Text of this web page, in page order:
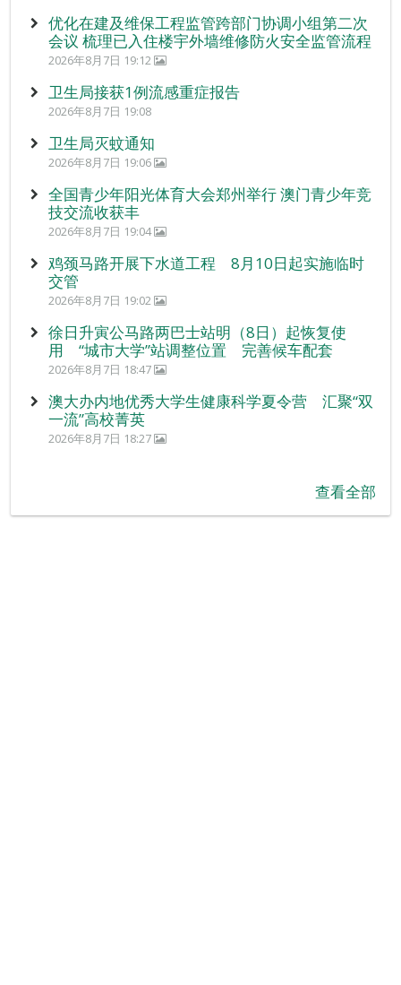
优化在建及维保工程监管跨部门协调小组第二次
会议 梳理已入住楼宇外墙维修防火安全监管流程
2026年8月7日 19:12
卫生局接获1例流感重症报告
2026年8月7日 19:08
卫生局灭蚊通知
2026年8月7日 19:06
全国青少年阳光体育大会郑州举行 澳门青少年竞
技交流收获丰
2026年8月7日 19:04
鸡颈马路开展下水道工程 8月10日起实施临时
交管
2026年8月7日 19:02
徐日升寅公马路两巴士站明（8日）起恢复使
用 “城市大学”站调整位置 完善候车配套
2026年8月7日 18:47
澳大办内地优秀大学生健康科学夏令营 汇聚“双
一流”高校菁英
2026年8月7日 18:27
查看全部